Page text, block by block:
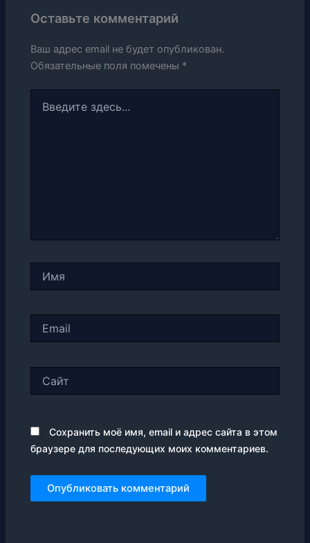
Оставьте комментарий
Ваш адрес email не будет опубликован.
Обязательные поля помечены *
здесь...
Сохранить моё имя, email и адрес сайта в этом
браузере для последующих моих комментариев.